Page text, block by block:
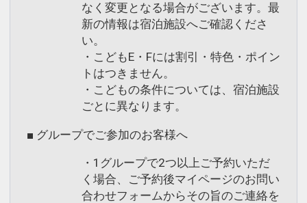
なく変更となる場合がございます。最
新の情報は宿泊施設へご確認くださ
い。
・こどもE・Fには割引・特色・ポイン
トはつきません。
・こどもの条件については、宿泊施設
ごとに異なります。
■ グループでご参加のお客様へ
・1グループで2つ以上ご予約いただ
く場合、ご予約後マイページのお問い
合わせフォームからその旨のご連絡を